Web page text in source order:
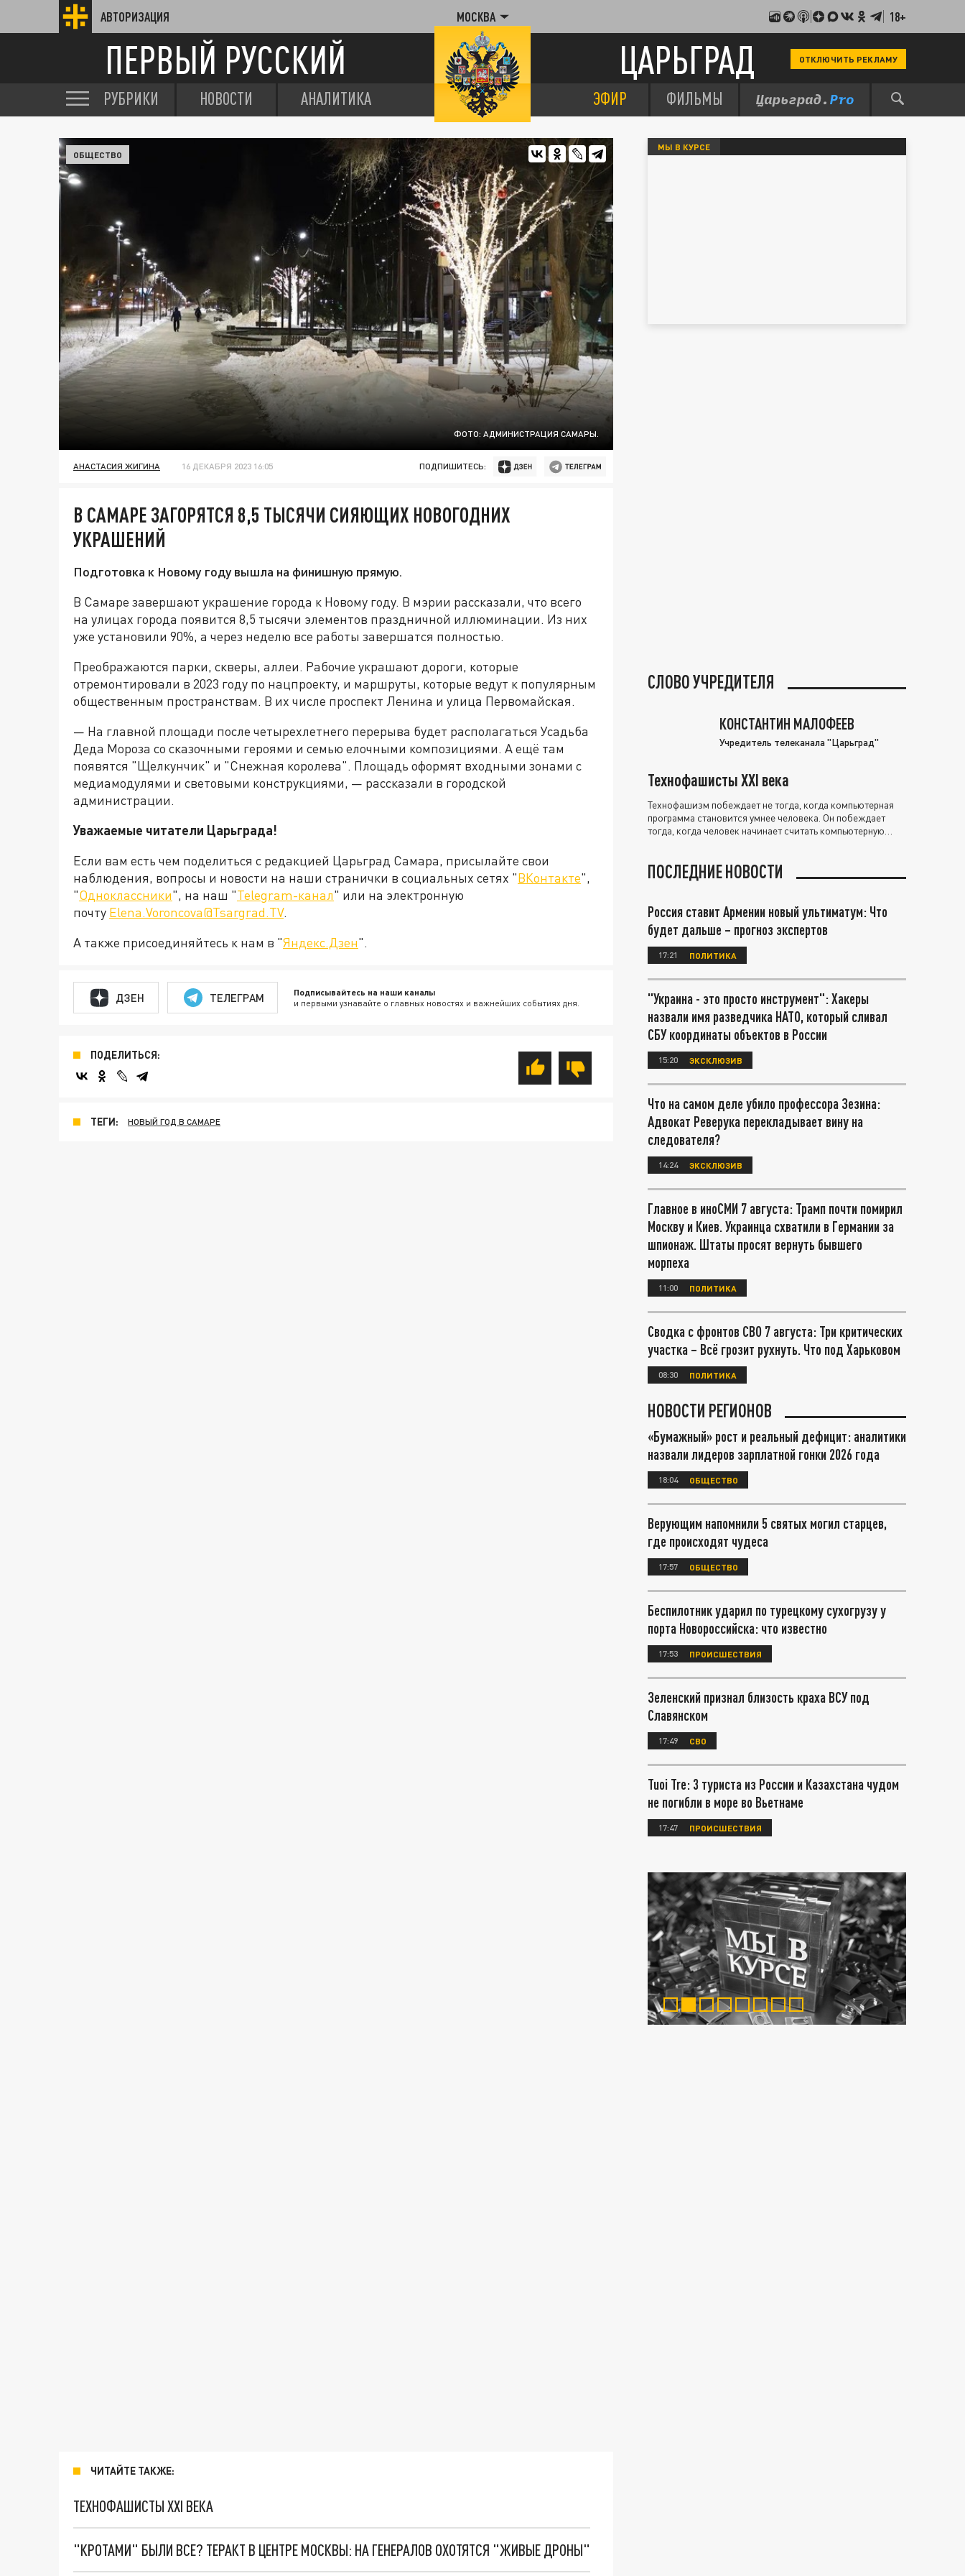
АВТОРИЗАЦИЯ МОСКВА 18+
ПЕРВЫЙ РУССКИЙ ЦАРЬГРАД ОТКЛЮЧИТЬ РЕКЛАМУ
РУБРИКИ НОВОСТИ АНАЛИТИКА ЭФИР ФИЛЬМЫ
ФОТО: АДМИНИСТРАЦИЯ САМАРЫ.
ОБЩЕСТВО
АНАСТАСИЯ ЖИГИНА 16 ДЕКАБРЯ 2023 16:05 ПОДПИШИТЕСЬ:
В САМАРЕ ЗАГОРЯТСЯ 8,5 ТЫСЯЧИ СИЯЮЩИХ НОВОГОДНИХ
УКРАШЕНИЙ
Подготовка к Новому году вышла на финишную прямую.
В Самаре завершают украшение города к Новому году. В мэрии рассказали, что всего
на улицах города появится 8,5 тысячи элементов праздничной иллюминации. Из них
уже установили 90%, а через неделю все работы завершатся полностью.
Преображаются парки, скверы, аллеи. Рабочие украшают дороги, которые
отремонтировали в 2023 году по нацпроекту, и маршруты, которые ведут к популярным
общественным пространствам. В их числе проспект Ленина и улица Первомайская.
— На главной площади после четырехлетнего перерыва будет располагаться Усадьба
Деда Мороза со сказочными героями и семью елочными композициями. А ещё там
появятся "Щелкунчик" и "Снежная королева". Площадь оформят входными зонами с
медиамодулями и световыми конструкциями, — рассказали в городской
администрации.
Уважаемые читатели Царьграда!
Если вам есть чем поделиться с редакцией Царьград Самара, присылайте свои
наблюдения, вопросы и новости на наши странички в социальных сетях "ВКонтакте",
"Одноклассники", на наш "Telegram-канал" или на электронную
почту Elena.Voroncova@Tsargrad.TV.
А также присоединяйтесь к нам в "Яндекс.Дзен".
ДЗЕН ТЕЛЕГРАМ Подписывайтесь на наши каналы
и первыми узнавайте о главных новостях и важнейших событиях дня.
ПОДЕЛИТЬСЯ:
ТЕГИ: НОВЫЙ ГОД В САМАРЕ
ЧИТАЙТЕ ТАКЖЕ:
ТЕХНОФАШИСТЫ XXI ВЕКА
"КРОТАМИ" БЫЛИ ВСЕ? ТЕРАКТ В ЦЕНТРЕ МОСКВЫ: НА ГЕНЕРАЛОВ ОХОТЯТСЯ "ЖИВЫЕ ДРОНЫ"
МЫ В КУРСЕ
СЛОВО УЧРЕДИТЕЛЯ
КОНСТАНТИН МАЛОФЕЕВ
Учредитель телеканала "Царьград"
Технофашисты XXI века
Технофашизм побеждает не тогда, когда компьютерная
программа становится умнее человека. Он побеждает
тогда, когда человек начинает считать компьютерную
ПОСЛЕДНИЕ НОВОСТИ
Россия ставит Армении новый ультиматум: Что
будет дальше – прогноз экспертов
17:21 ПОЛИТИКА
"Украина - это просто инструмент": Хакеры
назвали имя разведчика НАТО, который сливал
СБУ координаты объектов в России
15:20 ЭКСКЛЮЗИВ
Что на самом деле убило профессора Зезина:
Адвокат Реверука перекладывает вину на
следователя?
14:24 ЭКСКЛЮЗИВ
Главное в иноСМИ 7 августа: Трамп почти помирил
Москву и Киев. Украинца схватили в Германии за
шпионаж. Штаты просят вернуть бывшего
морпеха
11:00 ПОЛИТИКА
Сводка с фронтов СВО 7 августа: Три критических
участка – Всё грозит рухнуть. Что под Харьковом
08:30 ПОЛИТИКА
НОВОСТИ РЕГИОНОВ
«Бумажный» рост и реальный дефицит: аналитики
назвали лидеров зарплатной гонки 2026 года
18:04 ОБЩЕСТВО
Верующим напомнили 5 святых могил старцев,
где происходят чудеса
17:57 ОБЩЕСТВО
Беспилотник ударил по турецкому сухогрузу у
порта Новороссийска: что известно
17:53 ПРОИСШЕСТВИЯ
Зеленский признал близость краха ВСУ под
Славянском
17:49 СВО
Tuoi Tre: 3 туриста из России и Казахстана чудом
не погибли в море во Вьетнаме
17:47 ПРОИСШЕСТВИЯ